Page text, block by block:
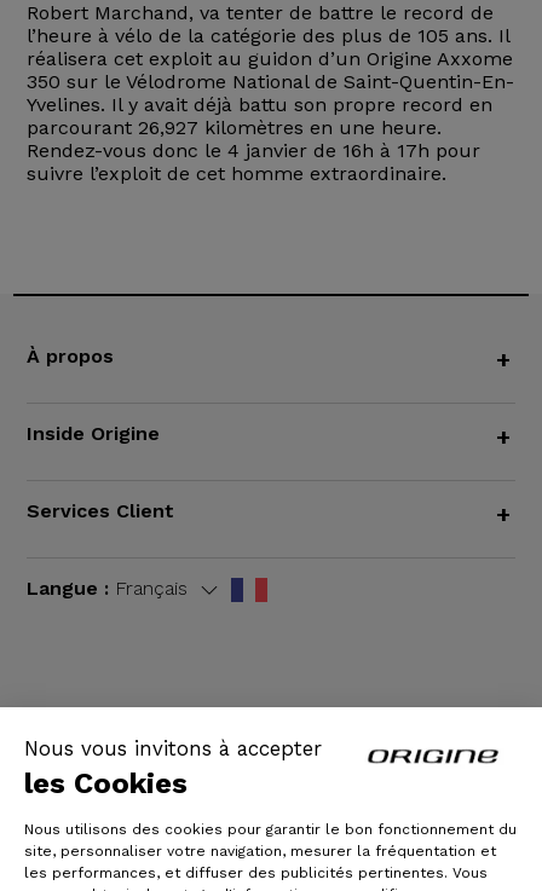
Nous vous invitons à accepter
les Cookies
Nous utilisons des cookies pour garantir le bon fonctionnement du
site, personnaliser votre navigation, mesurer la fréquentation et
les performances, et diffuser des publicités pertinentes. Vous
Robert Marchand, va tenter de battre le record de
l’heure à vélo de la catégorie des plus de 105 ans. Il
réalisera cet exploit au guidon d’un Origine Axxome
350 sur le Vélodrome National de Saint-Quentin-En-
Yvelines. Il y avait déjà battu son propre record en
parcourant 26,927 kilomètres en une heure.
Rendez-vous donc le 4 janvier de 16h à 17h pour
suivre l’exploit de cet homme extraordinaire.
À propos +
Inside Origine +
Services Client +
Langue : Français